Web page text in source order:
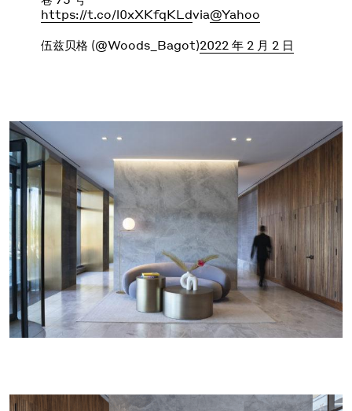
https://t.co/l0xXKfqKLdvia@Yahoo
伍兹贝格 (@Woods_Bagot)2022 年 2 月 2 日